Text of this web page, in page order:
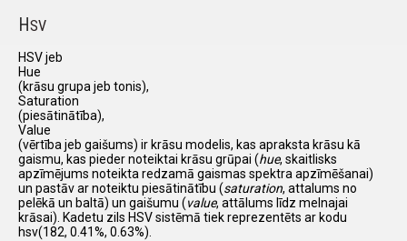
HSV
HSV jeb
Hue
(krāsu grupa jeb tonis),
Saturation
(piesātinātība),
Value
(vērtība jeb gaišums) ir krāsu modelis, kas apraksta krāsu kā
gaismu, kas pieder noteiktai krāsu grūpai (hue, skaitlisks
apzīmējums noteikta redzamā gaismas spektra apzīmēšanai)
un pastāv ar noteiktu piesātinātību (saturation, attalums no
pelēkā un baltā) un gaišumu (value, attālums līdz melnajai
krāsai). Kadetu zils HSV sistēmā tiek reprezentēts ar kodu
hsv(182, 0.41%, 0.63%).